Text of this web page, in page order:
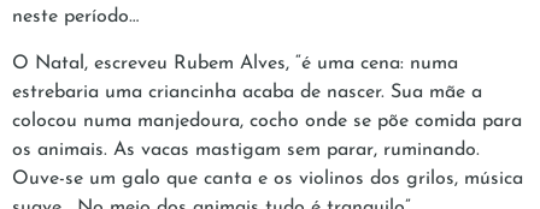
neste período…
O Natal, escreveu Rubem Alves, “é uma cena: numa
estrebaria uma criancinha acaba de nascer. Sua mãe a
colocou numa manjedoura, cocho onde se põe comida para
os animais. As vacas mastigam sem parar, ruminando.
Ouve-se um galo que canta e os violinos dos grilos, música